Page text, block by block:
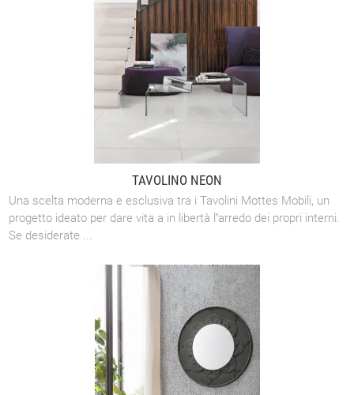
TAVOLINO NEON
Una scelta moderna e esclusiva tra i Tavolini Mottes Mobili, un
progetto ideato per dare vita a in libertà l’arredo dei propri interni.
Se desiderate ...